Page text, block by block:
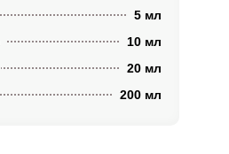
5 мл
10 мл
20 мл
200 мл